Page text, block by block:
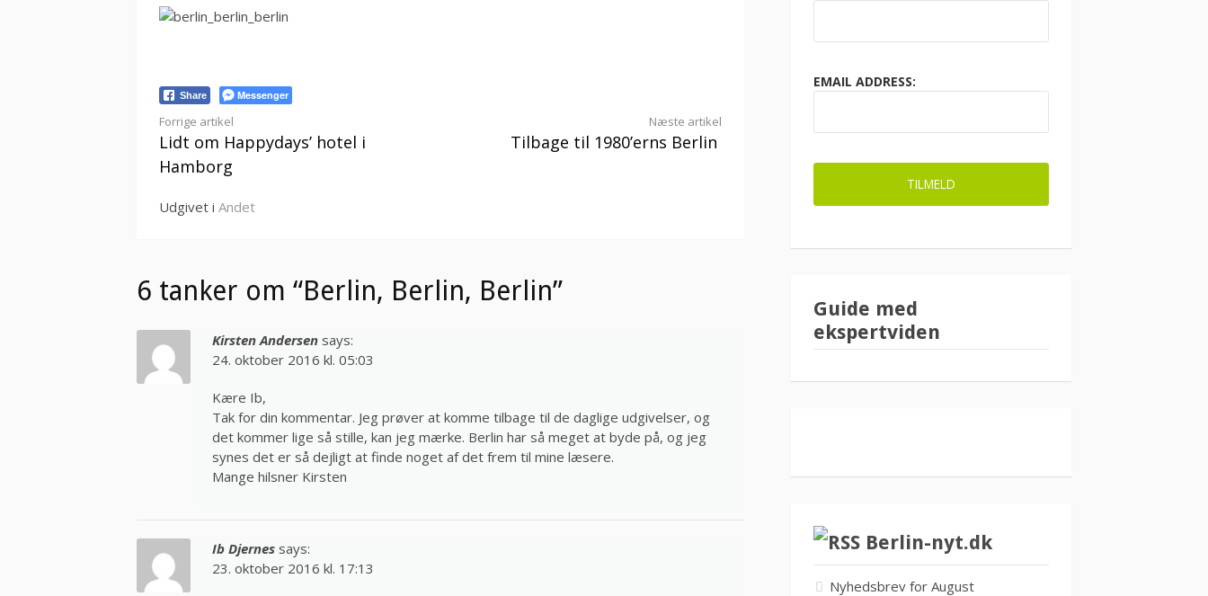
Share Messenger
Læs
videre
Forrige artikel
Lidt om Happydays’ hotel i
Hamborg
Næste artikel
Tilbage til 1980’erns Berlin
Udgivet i Andet
6 tanker om “Berlin, Berlin, Berlin”
Kirsten Andersen says:
24. oktober 2016 kl. 05:03
Kære Ib,
Tak for din kommentar. Jeg prøver at komme tilbage til de daglige udgivelser, og
det kommer lige så stille, kan jeg mærke. Berlin har så meget at byde på, og jeg
synes det er så dejligt at finde noget af det frem til mine læsere.
Mange hilsner Kirsten
Ib Djernes says:
23. oktober 2016 kl. 17:13
EMAIL ADDRESS:
Guide med
ekspertviden
Berlin-nyt.dk
Nyhedsbrev for August